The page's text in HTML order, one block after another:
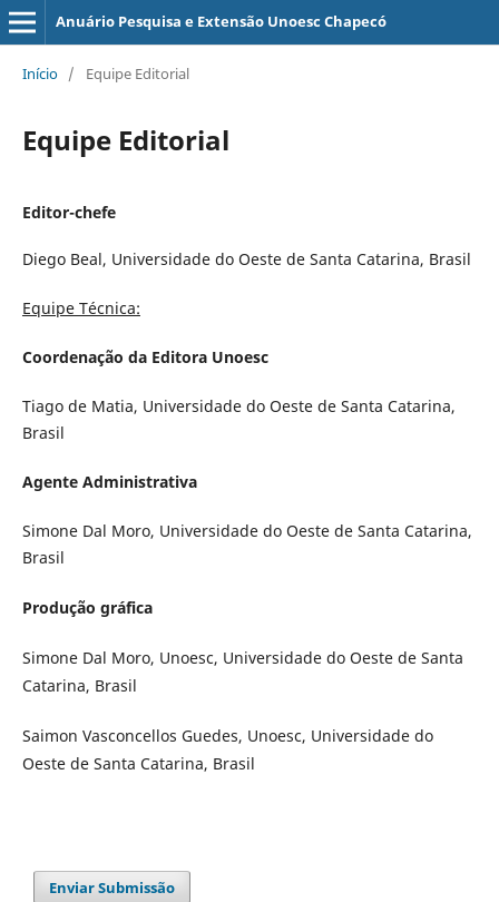
Anuário Pesquisa e Extensão Unoesc Chapecó
Início / Equipe Editorial
Equipe Editorial
Editor-chefe
Diego Beal, Universidade do Oeste de Santa Catarina, Brasil
Equipe Técnica:
Coordenação da Editora Unoesc
Tiago de Matia, Universidade do Oeste de Santa Catarina,
Brasil
Agente Administrativa
Simone Dal Moro, Universidade do Oeste de Santa Catarina,
Brasil
Produção gráfica
Simone Dal Moro, Unoesc, Universidade do Oeste de Santa
Catarina, Brasil
Saimon Vasconcellos Guedes, Unoesc, Universidade do
Oeste de Santa Catarina, Brasil
Enviar Submissão